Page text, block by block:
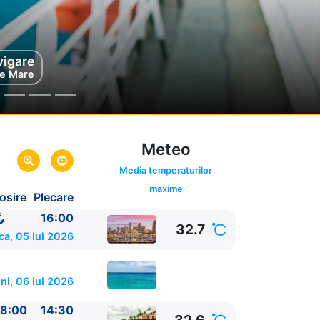
Mare
Plecare
Meteo
Media temperaturilor
maxime
16:00
05 Iul 2026 32.7
06 Iul 2026
14:30